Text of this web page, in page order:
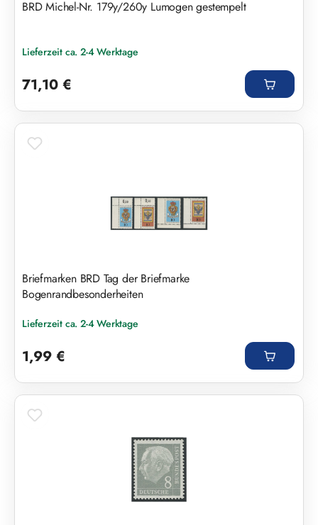
BRD Michel-Nr. 179y/260y Lumogen gestempelt
Lieferzeit ca. 2-4 Werktage
71,10 €
Briefmarken BRD Tag der Briefmarke
Bogenrandbesonderheiten
Lieferzeit ca. 2-4 Werktage
1,99 €